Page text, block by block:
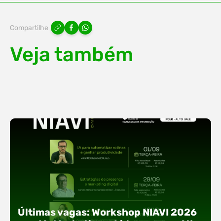
Compartilhe
Veja também
Últimas vagas: Workshop NIAVI 2026